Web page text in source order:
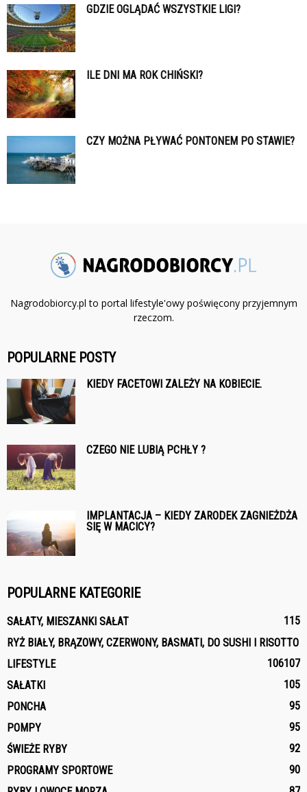
GDZIE OGLĄDAĆ WSZYSTKIE LIGI?
ILE DNI MA ROK CHIŃSKI?
CZY MOŻNA PŁYWAĆ PONTONEM PO STAWIE?
Nagrodobiorcy.pl to portal lifestyle'owy poświęcony przyjemnym
rzeczom.
POPULARNE POSTY
KIEDY FACETOWI ZALEŻY NA KOBIECIE.
CZEGO NIE LUBIĄ PCHŁY ?
IMPLANTACJA – KIEDY ZARODEK ZAGNIEŻDŻA
SIĘ W MACICY?
POPULARNE KATEGORIE
SAŁATY, MIESZANKI SAŁAT
115
RYŻ BIAŁY, BRĄZOWY, CZERWONY, BASMATI, DO SUSHI I RISOTTO
107
LIFESTYLE
106
SAŁATKI
105
PONCHA
95
POMPY
95
ŚWIEŻE RYBY
92
PROGRAMY SPORTOWE
90